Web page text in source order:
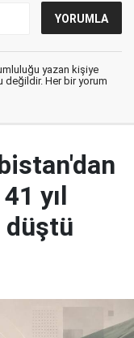
yazan kişiye
değildir. Her bir yorum
yıl
düştü